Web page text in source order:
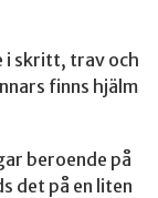
i skritt, trav och
finns hjälm
beroende på
det på en liten